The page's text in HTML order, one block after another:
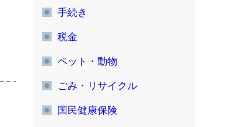
手続き
税金
ペット・動物
ごみ・リサイクル
国民健康保険